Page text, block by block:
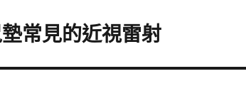
常見的近視雷射